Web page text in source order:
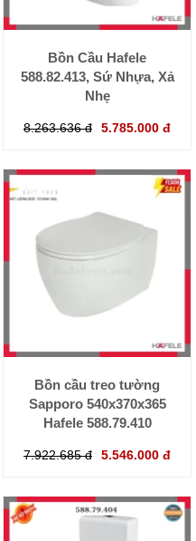
Bồn Cầu Hafele
588.82.413, Sứ Nhựa, Xả
Nhẹ
8.263.636 đ 5.785.000 đ
Bồn cầu treo tường
Sapporo 540x370x365
Hafele 588.79.410
7.922.685 đ 5.546.000 đ